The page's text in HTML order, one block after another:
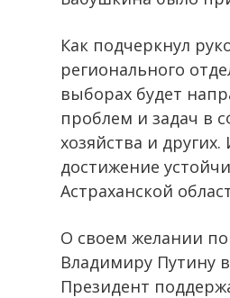
Как подчеркнул
регионального
выборах будет
проблем и задач в
хозяйства и
достижение
Астраханской
О своем желании
Владимиру Путину
Президент